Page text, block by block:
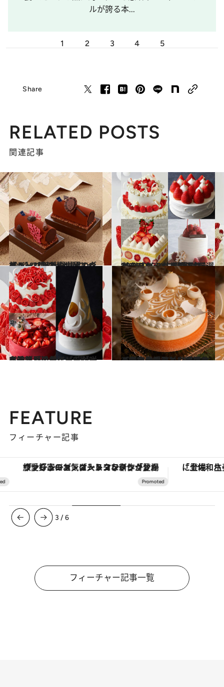
ルが誇る本...
1 2 3 4 5
Share
RELATED POSTS
関連記事
2024.11.29
【ジャン＝ポール・エヴァン】〈新しい世界〉をイメージしたカカオの旅！ 3種のビュッシュ ドゥ ノエルが登場
グルメ 2024.11.30
“あまりん”“古都華”…厳選イチゴをふんだんに使ったクラシックで贅沢なショートケーキ【13選】
グルメ
2024.12.2
イチゴが溢れ、バラが咲き誇る スタイリッシュな進化系のショートケーキで注目の的に【9選】
グルメ 2024.10.9
【フォーシーズンズホテル東京大手町】 洋梨とキャラメルの味わいが重なる新作やおひとり様用ケーキも登場！
グルメ
FEATURE
フィーチャー記事
「土佐和ハーブかき氷」がOMO7高知に登場！生姜、山椒、大葉など目にも舌にも涼を呼ぶ郷土の味
4 /6
フィーチャー記事一覧